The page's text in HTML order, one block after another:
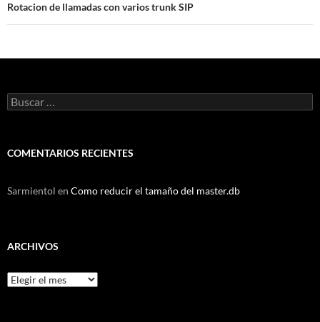
Rotacion de llamadas con varios trunk SIP
Buscar:
COMENTARIOS RECIENTES
Sarmientol en Como reducir el tamaño del master.db
ARCHIVOS
Archivos